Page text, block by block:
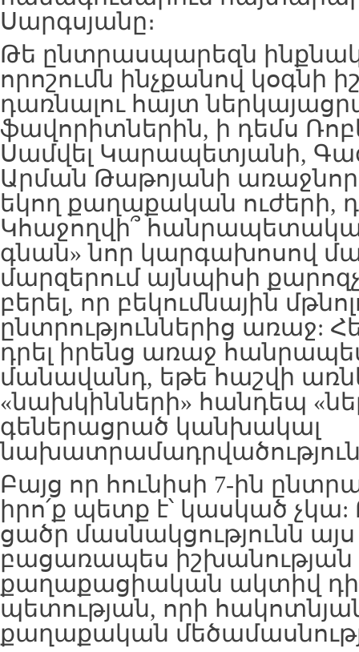
Սարգսյանը։
Թե ընտրասպարեզն
որոշումն ինչքանով կօգնի
դառնալու հայտ
ֆավորիտներին, ի դեմս
Սամվել Կարապետյանի,
Արման Թաթոյանի
եկող քաղաքական ուժերի,
Կհաջողվի՞
գնան» նոր կարգախոսով
մարզերում այնպիսի
բերել, որ բեկումնային
ընտրություններից առաջ:
դրել իրենց առաջ
մանավանդ, եթե հաշվի
«նախկինների» հանդեպ
գեներացրած կանխակալ
Բայց որ հունիսի 7-ին
իրո՛ք պետք է՝ կասկած
ցածր մասնակցությունն
բացառապես իշխանության
քաղաքացիական ակտիվ
պետության, որի
քաղաքական